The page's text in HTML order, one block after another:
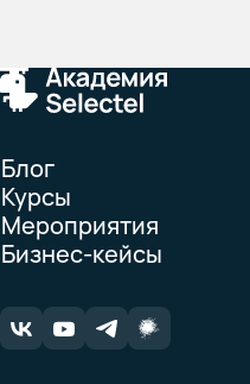
Блог
Курсы
Мероприятия
Бизнес-кейсы